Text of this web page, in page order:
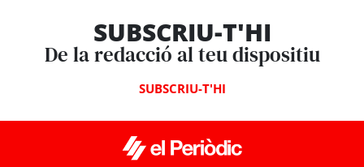
SUBSCRIU-T'HI
De la redacció al teu dispositiu
SUBSCRIU-T'HI